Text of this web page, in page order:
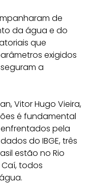
de
da água e do
que
exigidos
a
Vitor Hugo Vieira,
é fundamental
pela
do IBGE, três
estão no Rio
todos